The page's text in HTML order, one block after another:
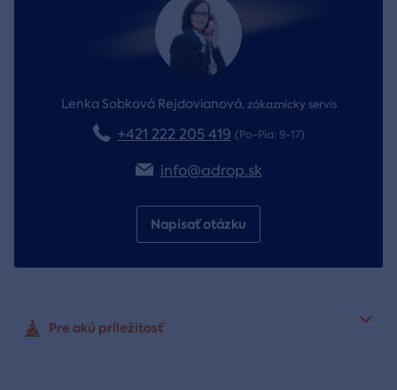
Lenka Sobková Rejdovianová, zákaznícky servis
+421 222 205 419 (Po-Pia: 9-17)
info@adrop.sk
Napísať otázku
Pre akú príležitosť